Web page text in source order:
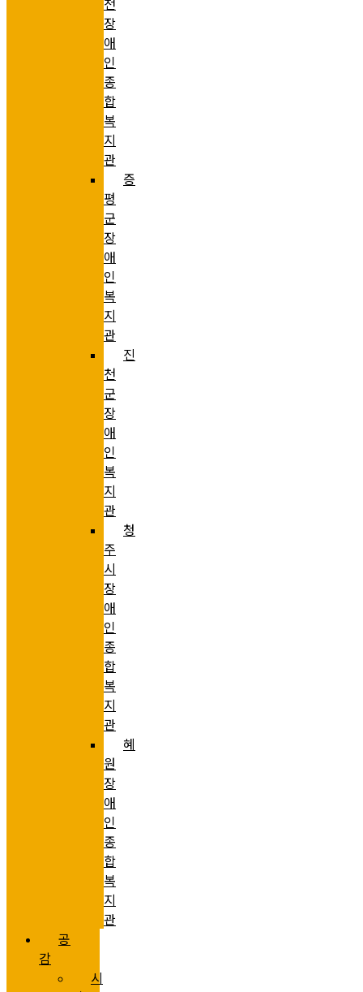
장
애
인
종
합
복
지
관
증
평
군
장
애
인
복
지
관
진
천
군
장
애
인
복
지
관
청
주
시
장
애
인
종
합
복
지
관
혜
원
장
애
인
종
합
복
지
관
공
감
시